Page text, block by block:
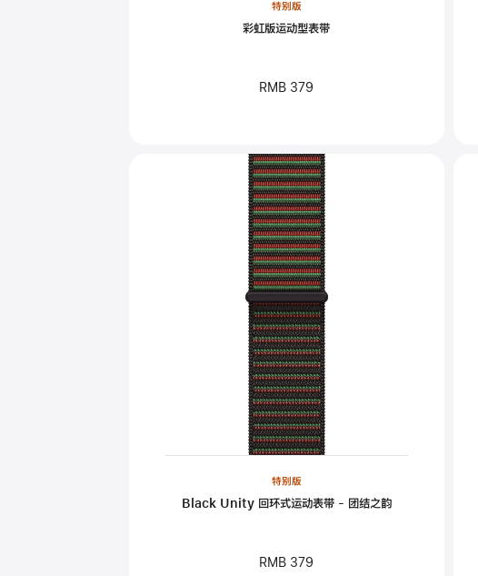
特别版
彩虹版运动型表带
RMB 379
特别版
Black Unity 回环式运动表带 - 团结之韵
RMB 379